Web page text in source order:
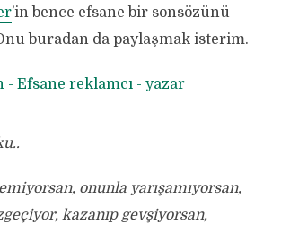
’in bence efsane bir sonsözünü
buradan da paylaşmak isterim.
onunla yarışamıyorsan,
kazanıp gevşiyorsan,